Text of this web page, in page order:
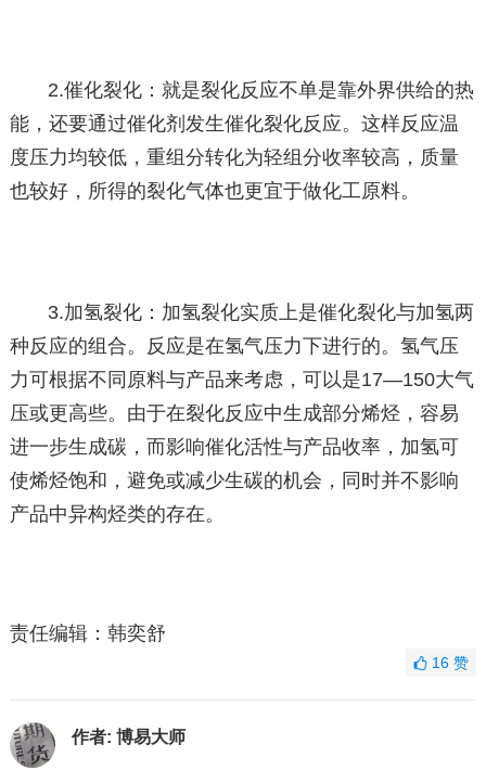
2.催化裂化：就是裂化反应不单是靠外界供给的热
能，还要通过催化剂发生催化裂化反应。这样反应温
度压力均较低，重组分转化为轻组分收率较高，质量
也较好，所得的裂化气体也更宜于做化工原料。
3.加氢裂化：加氢裂化实质上是催化裂化与加氢两
种反应的组合。反应是在氢气压力下进行的。氢气压
力可根据不同原料与产品来考虑，可以是17—150大气
压或更高些。由于在裂化反应中生成部分烯烃，容易
进一步生成碳，而影响催化活性与产品收率，加氢可
使烯烃饱和，避免或减少生碳的机会，同时并不影响
产品中异构烃类的存在。
责任编辑：韩奕舒
16赞
作者: 博易大师